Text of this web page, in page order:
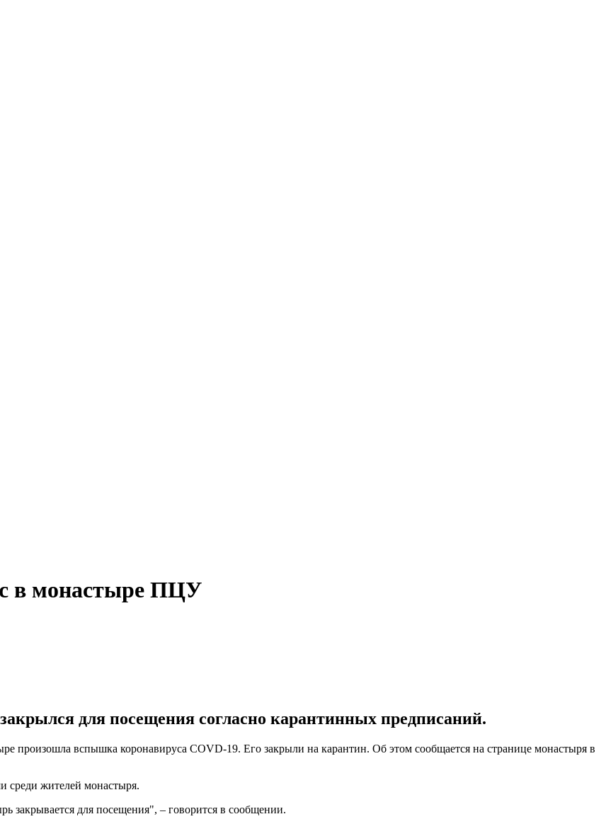
в монастыре ПЦУ
для посещения согласно карантинных предписаний.
произошла вспышка коронавируса COVD-19. Его закрыли на карантин. Об этом сообщается на странице монастыря в
среди жителей монастыря.
закрывается для посещения", – говорится в сообщении.